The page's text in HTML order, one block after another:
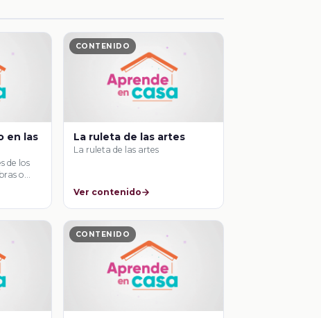
en las
de los
o
CONTENIDO
La ruleta de las artes
La ruleta de las artes
Ver contenido
CONTENIDO